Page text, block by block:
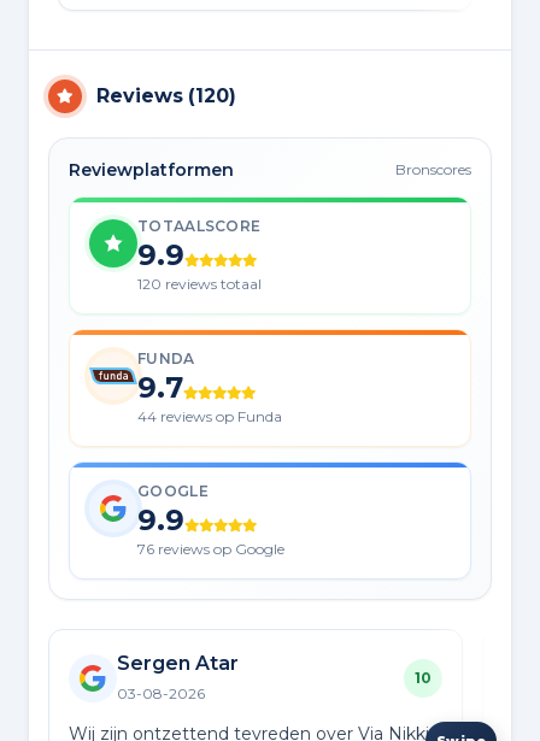
Reviews (120)
Reviewplatformen Bronscores
TOTAALSCORE
9.9
120 reviews totaal
FUNDA
9.7
44 reviews op Funda
GOOGLE
9.9
76 reviews op Google
Sergen Atar
03-08-2026
10
Wij zijn ontzettend tevreden over Via Nikki